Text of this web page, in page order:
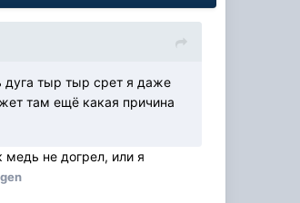
дуга тыр тыр срет я даже
там ещё какая причина
не догрел, или я